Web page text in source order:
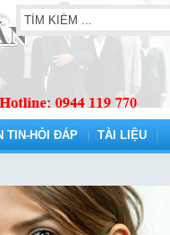
TIN-HỎI ĐÁP TÀI LIỆU